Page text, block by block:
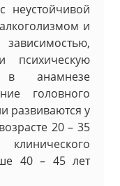
неустойчивой
и
психическую
анамнезе
головного
развиваются у
20 – 35
40 – 45 лет